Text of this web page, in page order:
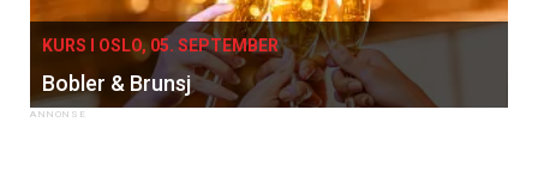
KURS I OSLO, 05. SEPTEMBER
Bobler & Brunsj